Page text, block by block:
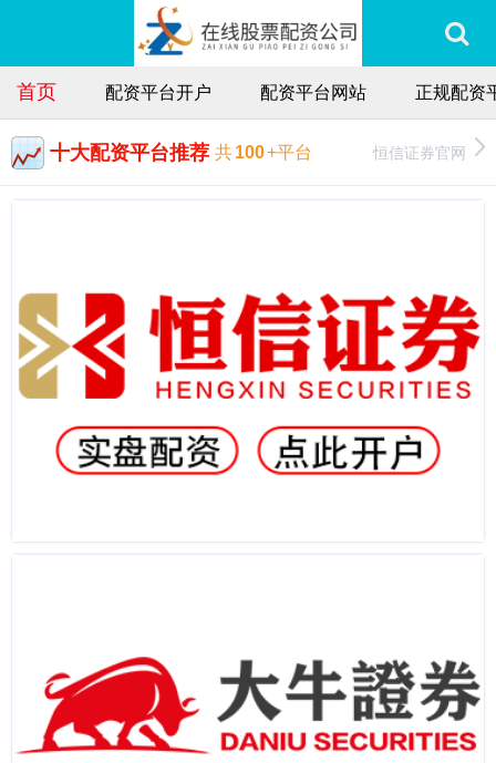
首页 配资平台开户 配资平台网站 正规配资
十大配资平台推荐 共100+平台 恒信证券官网